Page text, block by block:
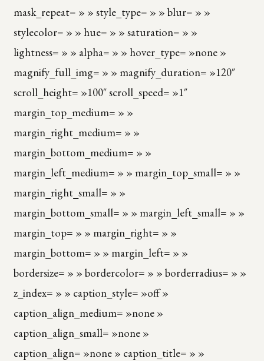
mask_repeat= » » style_type= » » blur= » »
stylecolor= » » hue= » » saturation= » »
lightness= » » alpha= » » hover_type= »none »
magnify_full_img= » » magnify_duration= »120″
scroll_height= »100″ scroll_speed= »1″
margin_top_medium= » »
margin_right_medium= » »
margin_bottom_medium= » »
margin_left_medium= » » margin_top_small= » »
margin_right_small= » »
margin_bottom_small= » » margin_left_small= » »
margin_top= » » margin_right= » »
margin_bottom= » » margin_left= » »
bordersize= » » bordercolor= » » borderradius= » »
z_index= » » caption_style= »off »
caption_align_medium= »none »
caption_align_small= »none »
caption_align= »none » caption_title= » »